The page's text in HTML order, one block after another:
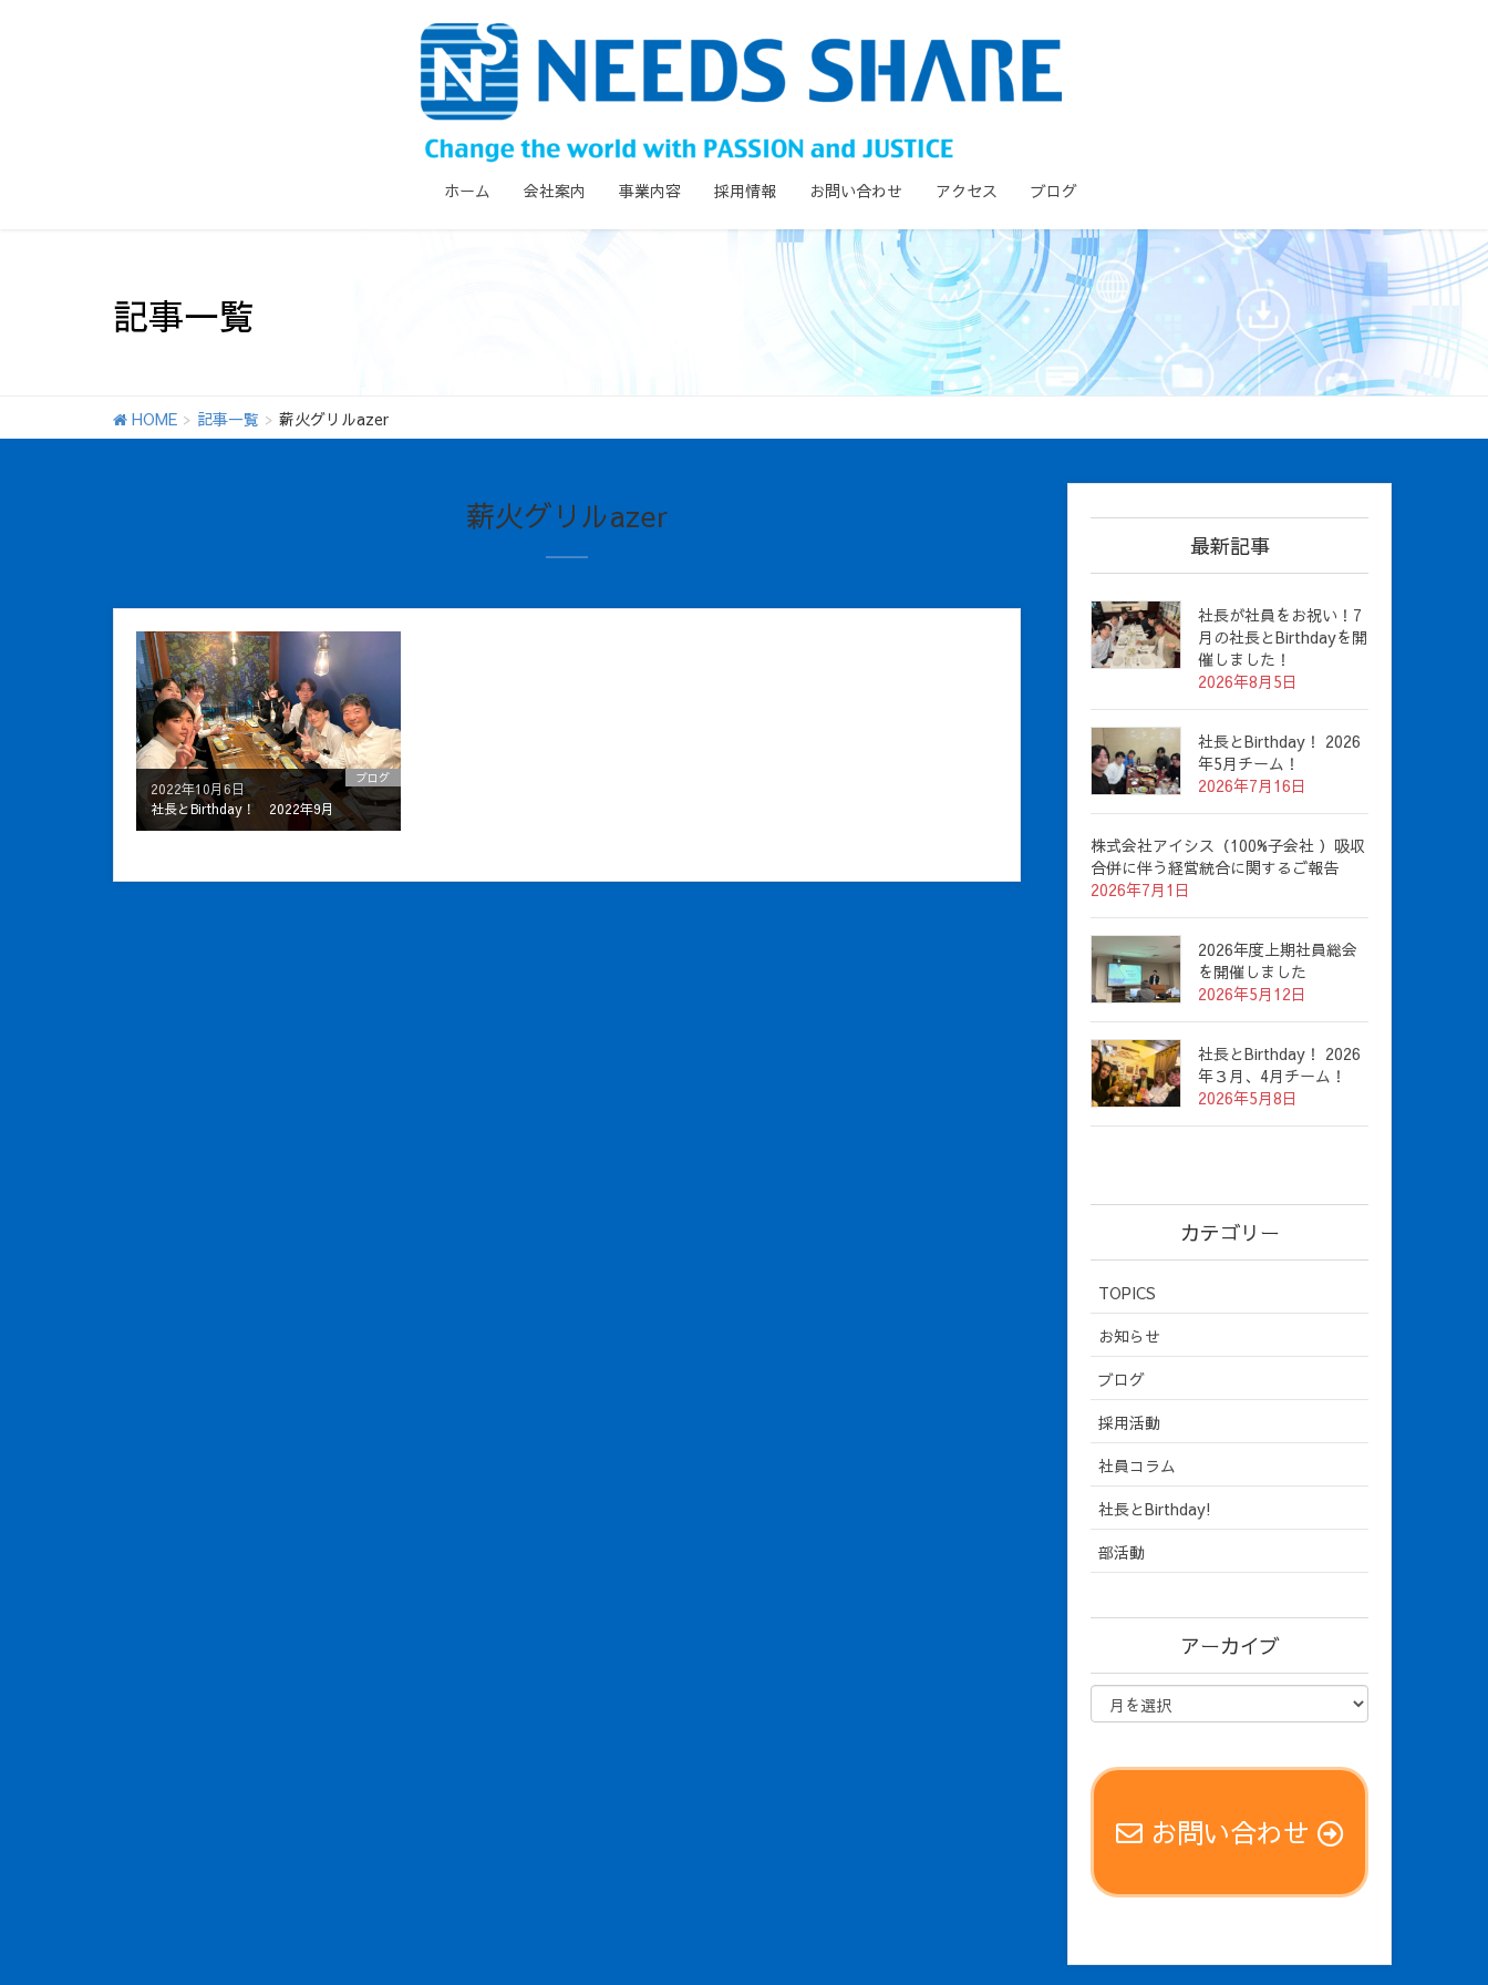
ホーム 会社案内 事業内容 採用情報 お問い合わせ アクセス ブログ
記事一覧
HOME 記事一覧 薪火グリルazer
薪火グリルazer
2022年10月6日
ブログ
社長とBirthday！ 2022年9月
最新記事
社長が社員をお祝い！7
月の社長とBirthdayを開
催しました！
2026年8月5日
社長とBirthday！ 2026
年5月チーム！
2026年7月16日
株式会社アイシス（100%子会社 ）吸収
合併に伴う経営統合に関するご報告
2026年7月1日
2026年度上期社員総会
を開催しました
2026年5月12日
社長とBirthday！ 2026
年３月、4月チーム！
2026年5月8日
カテゴリー
TOPICS
お知らせ
ブログ
採用活動
社員コラム
社長とBirthday!
部活動
アーカイブ
お問い合わせ